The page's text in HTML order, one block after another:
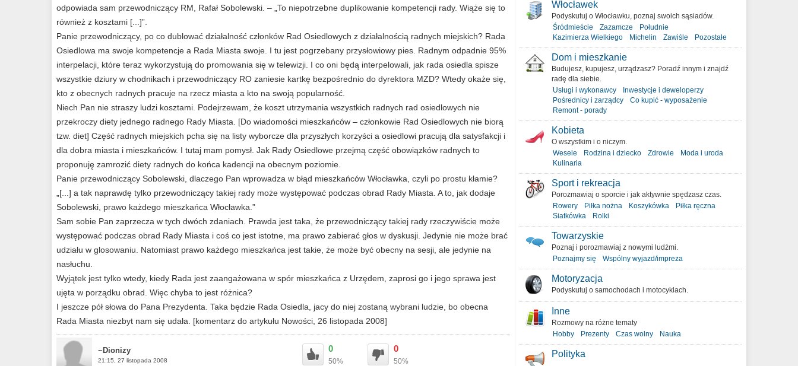
odpowiada sam przewodniczący RM, Rafał Sobolewski. – „To niepotrzebne duplikowanie kompetencji rady. Wiąże się to
również z kosztami [...]”.
Panie przewodniczący, po co dublować działalność członków Rad Osiedlowych z działalnością radnych miejskich? Rada
Osiedlowa ma swoje kompetencje a Rada Miasta swoje. I tu jest pogrzebany przysłowiowy pies. Radnym odpadnie 95%
interpelacji, które teraz wykorzystują do promowania się w telewizji. I co oni będą interpelowali, jak rada osiedla spisze
wszystkie dziury w chodnikach i przewodniczący RO zaniesie kartkę bezpośrednio do dyrektora MZD? Wtedy okaże się,
kto z obecnych radnych pracuje na rzecz miasta a kto na swoją popularność.
Niech Pan nie straszy ludzi kosztami. Podejrzewam, że koszt utrzymania wszystkich radnych rad osiedlowych nie
przekroczy diety jednego radnego Rady Miasta. [Do wiadomości mieszkańców – członkowie Rad Osiedlowych nie biorą
tzw. diet] Część radnych miejskich pcha się na listy wyborcze dla przyszłych korzyści a osiedlowi pracują dla satysfakcji i
dla dobra miasta i mieszkańców. I tutaj mam pomysł. Jak Rady Osiedlowe przejmą część obowiązków radnych to
proponuję zamrozić diety radnych do końca kadencji na obecnym poziomie.
Panie przewodniczący Sobolewski, dlaczego Pan wprowadza w błąd mieszkańców Włocławka, czyli po prostu kłamie?
„[...] a tak naprawdę tylko przewodniczący takiej rady może występować podczas obrad Rady Miasta. A to, jak dodaje
Sobolewski, prawo każdego mieszkańca Włocławka.”
Sam sobie Pan zaprzecza w tych dwóch zdaniach. Prawda jest taka, że przewodniczący takiej rady rzeczywiście może
występować podczas obrad Rady Miasta i coś co jest istotne, ma prawo zabierać głos w dyskusji. Jedynie nie może brać
udziału w glosowaniu. Natomiast prawo każdego mieszkańca jest takie, że może być obecny na sesji, ale jedynie na
nasłuchu.
Wyjątek jest tylko wtedy, kiedy Rada jest zaangażowana w spór mieszkańca z Urzędem, zaprosi go i jego sprawa jest
ujęta w porządku obrad. Więc chyba to jest różnica?
I jeszcze pół słowa do Pana Prezydenta. Taka będzie Rada Osiedla, jacy do niej zostaną wybrani ludzie, bo obecna
Rada Miasta niezbyt nam się udała. [komentarz do artykułu Nowości, 26 listopada 2008]
~Dionizy
21:15, 27 listopada 2008
0
50%
0
50%
Włocławek
Podyskutuj o Włocławku, poznaj swoich sąsiadów.
Śródmieście
Zazamcze
Południe
Kazimierza Wielkiego
Michelin Zawiśle Pozostałe
Dom i mieszkanie
Budujesz, kupujesz, urządzasz? Poradź innym i znajdź
radę dla siebie.
Usługi i wykonawcy
Inwestycje i deweloperzy
Pośrednicy i zarządcy
Co kupić - wyposażenie
Remont - porady
Kobieta
O wszystkim i o niczym.
Wesele
Rodzina i dziecko Zdrowie
Moda i uroda
Kulinaria
Sport i rekreacja
Porozmawiaj o sporcie i jak aktywnie spędzasz czas.
Rowery
Piłka nożna Koszykówka
Piłka ręczna
Siatkówka
Rolki
Towarzyskie
Poznaj i porozmawiaj z nowymi ludźmi.
Poznajmy się
Wspólny wyjazd/impreza
Motoryzacja
Podyskutuj o samochodach i motocyklach.
Inne
Rozmowy na różne tematy
Hobby
Prezenty Czas wolny Nauka
Polityka